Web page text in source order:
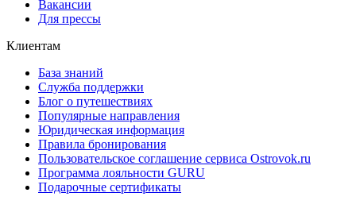
Вакансии
Для прессы
Клиентам
База знаний
Служба поддержки
Блог о путешествиях
Популярные направления
Юридическая информация
Правила бронирования
Пользовательское соглашение сервиса Ostrovok.ru
Программа лояльности GURU
Подарочные сертификаты